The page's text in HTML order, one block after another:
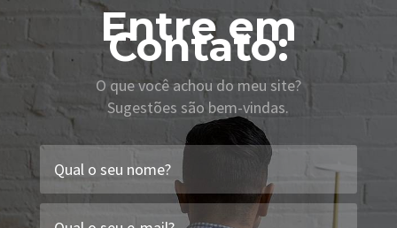
Entre em
Contato:
O que você achou do meu site?
Sugestões são bem-vindas.